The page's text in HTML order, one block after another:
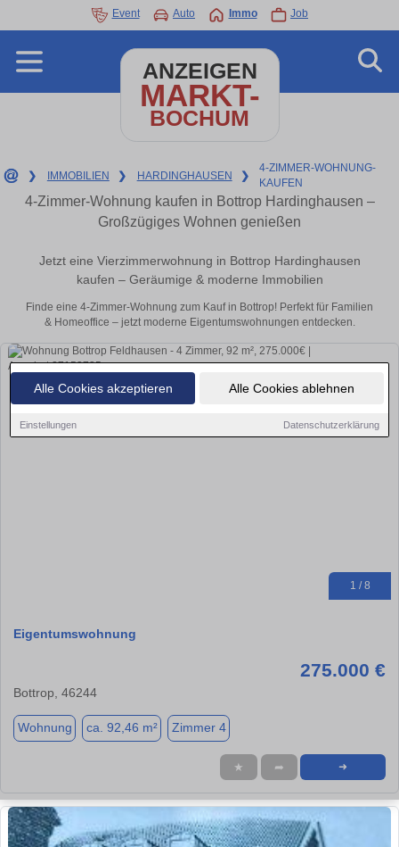
Alle Cookies akzeptieren Alle Cookies ablehnen
Einstellungen Datenschutzerklärung
Event Auto Immo Job
ANZEIGEN
MARKT-
BOCHUM
❯ IMMOBILIEN ❯ HARDINGHAUSEN ❯
4-ZIMMER-WOHNUNG-
KAUFEN
4-Zimmer-Wohnung kaufen in Bottrop Hardinghausen –
Großzügiges Wohnen genießen
Jetzt eine Vierzimmerwohnung in Bottrop Hardinghausen
kaufen – Geräumige & moderne Immobilien
Finde eine 4-Zimmer-Wohnung zum Kauf in Bottrop! Perfekt für Familien
& Homeoffice – jetzt moderne Eigentumswohnungen entdecken.
1 / 8
Eigentumswohnung
275.000 €
Bottrop, 46244
Wohnung ca. 92,46 m² Zimmer 4
★ ➦ ➜